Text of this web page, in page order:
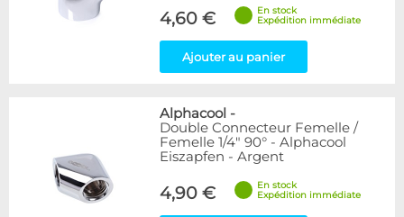
4,60 €
En stock
Expédition immédiate
Ajouter au panier
Alphacool -
Double Connecteur Femelle /
Femelle 1/4" 90° - Alphacool
Eiszapfen - Argent
4,90 €
En stock
Expédition immédiate